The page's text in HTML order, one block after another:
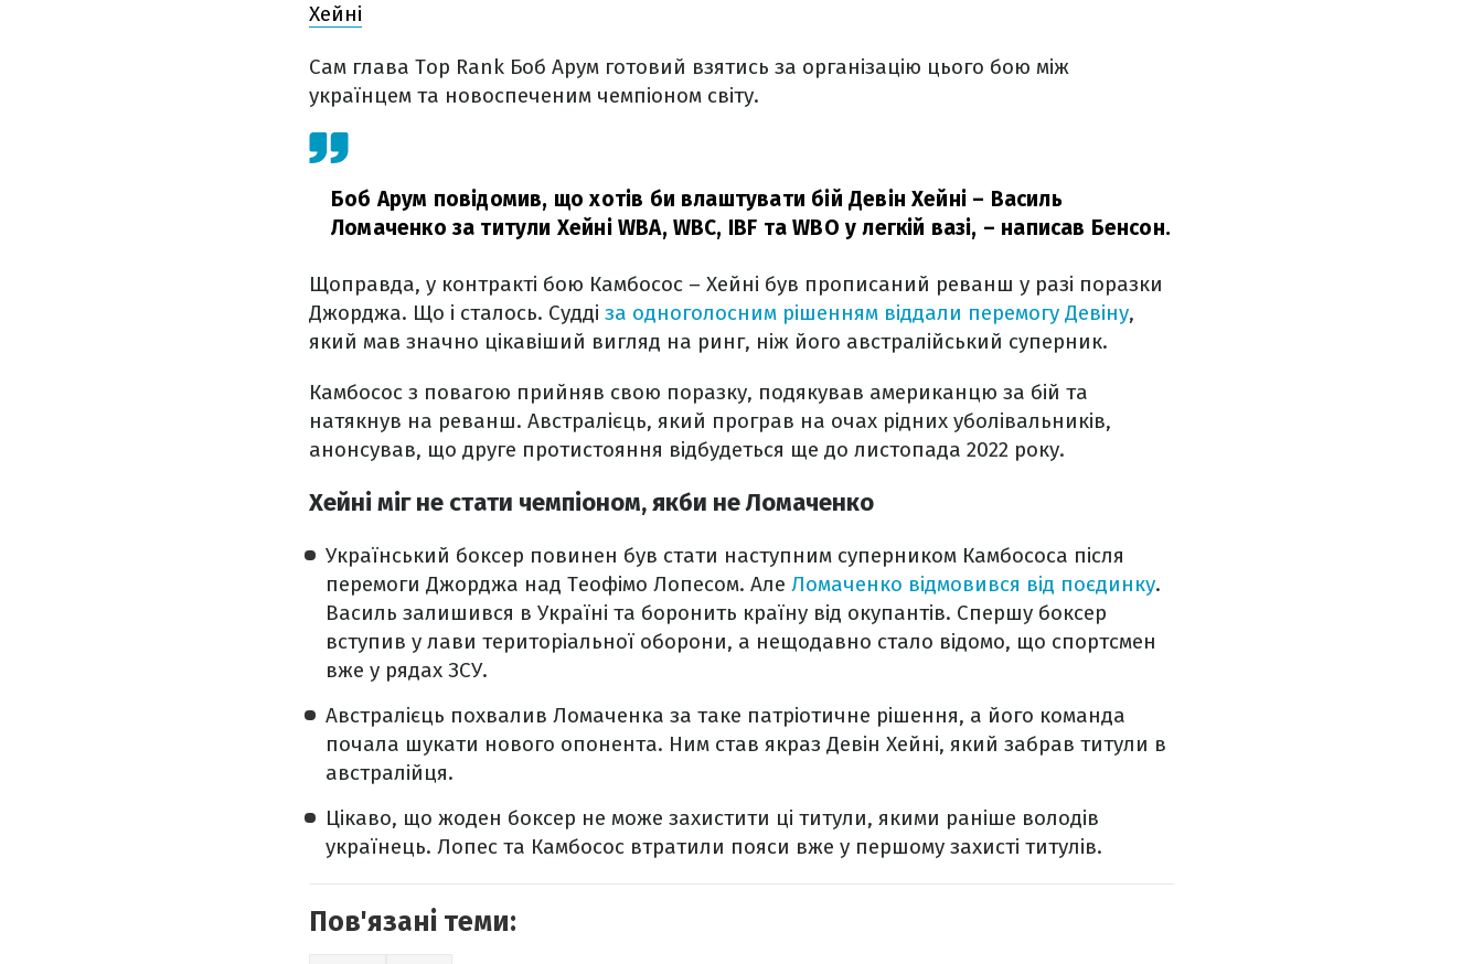
Хейні
Сам глава Top Rank Боб Арум готовий взятись за організацію цього бою між
українцем та новоспеченим чемпіоном світу.
Боб Арум повідомив, що хотів би влаштувати бій Девін Хейні – Василь
Ломаченко за титули Хейні WBA, WBC, IBF та WBO у легкій вазі, – написав Бенсон.
Щоправда, у контракті бою Камбосос – Хейні був прописаний реванш у разі поразки
Джорджа. Що і сталось. Судді за одноголосним рішенням віддали перемогу Девіну,
який мав значно цікавіший вигляд на ринг, ніж його австралійський суперник.
Камбосос з повагою прийняв свою поразку, подякував американцю за бій та
натякнув на реванш. Австралієць, який програв на очах рідних уболівальників,
анонсував, що друге протистояння відбудеться ще до листопада 2022 року.
Хейні міг не стати чемпіоном, якби не Ломаченко
Український боксер повинен був стати наступним суперником Камбососа після
перемоги Джорджа над Теофімо Лопесом. Але Ломаченко відмовився від поєдинку.
Василь залишився в Україні та боронить країну від окупантів. Спершу боксер
вступив у лави територіальної оборони, а нещодавно стало відомо, що спортсмен
вже у рядах ЗСУ.
Австралієць похвалив Ломаченка за таке патріотичне рішення, а його команда
почала шукати нового опонента. Ним став якраз Девін Хейні, який забрав титули в
австралійця.
Цікаво, що жоден боксер не може захистити ці титули, якими раніше володів
українець. Лопес та Камбосос втратили пояси вже у першому захисті титулів.
Пов'язані теми: